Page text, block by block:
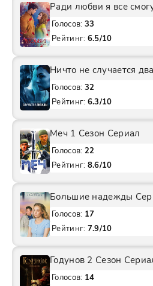
Ради любви я все
Голосов: 33
Рейтинг: 6.5/10
Ничто не случается
Голосов: 32
Рейтинг: 6.3/10
Меч 1 Сезон Сериал
Голосов: 22
Рейтинг: 8.6/10
Большие надежды
Голосов: 17
Рейтинг: 7.9/10
Годунов 2 Сезон
Голосов: 14